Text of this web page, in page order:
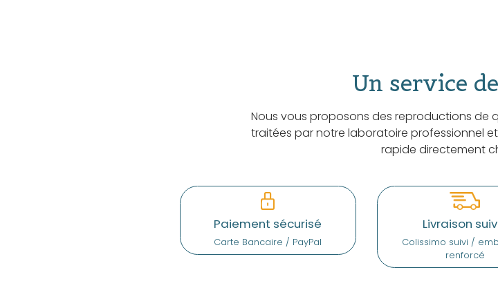
Un service
Nous vous proposons des reproductions de
traitées par notre laboratoire professionnel
rapide directement
Paiement sécurisé
Carte Bancaire / PayPal
Livraison
Colissimo suivi /
renforcé